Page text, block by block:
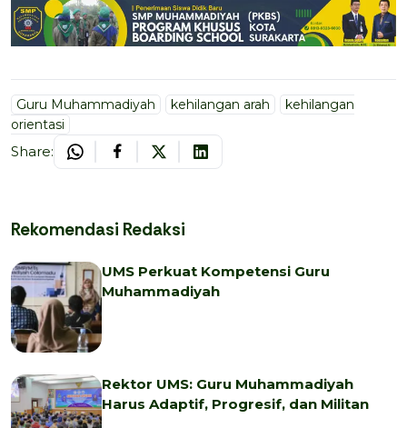
Guru Muhammadiyah kehilangan arah
kehilangan
orientasi
Share:
Rekomendasi Redaksi
UMS Perkuat Kompetensi Guru
Muhammadiyah
Rektor UMS: Guru Muhammadiyah
Harus Adaptif, Progresif, dan Militan